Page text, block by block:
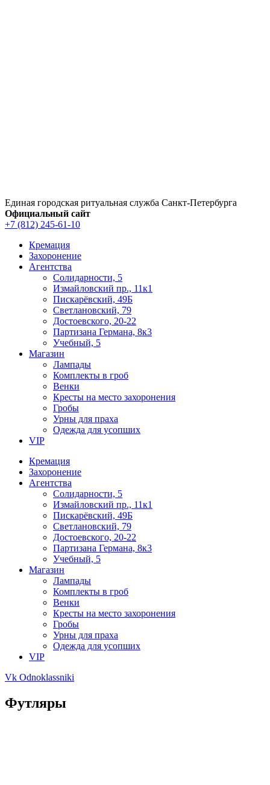
Единая городская ритуальная служба Санкт‑Петербурга
Официальный сайт
+7 (812) 245-61-10
Кремация
Захоронение
Агентства
Солидарности, 5
Измайловский пр., 11к1
Пискарёвский, 49Б
Светлановский, 79
Достоевского, 20-22
Партизана Германа, 8к3
Учебный, 5
Магазин
Лампады
Комплекты в гроб
Венки
Кресты на место захоронения
Гробы
Урны для праха
Одежда для усопших
VIP
Кремация
Захоронение
Агентства
Солидарности, 5
Измайловский пр., 11к1
Пискарёвский, 49Б
Светлановский, 79
Достоевского, 20-22
Партизана Германа, 8к3
Учебный, 5
Магазин
Лампады
Комплекты в гроб
Венки
Кресты на место захоронения
Гробы
Урны для праха
Одежда для усопших
VIP
Vk Odnoklassniki
Футляры